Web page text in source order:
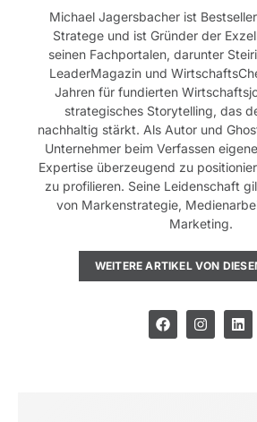
Michael Jagersbacher ist
Stratege und ist Gründer der
seinen Fachportalen, darunter
LeaderMagazin und
Jahren für fundierten
strategisches Storytelling, das
nachhaltig stärkt. Als Autor und
Unternehmer beim Verfassen
Expertise überzeugend zu
zu profilieren. Seine Leidenschaft
von Markenstrategie,
Marketing.
WEITERE ARTIKEL VON